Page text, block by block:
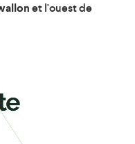
et l'ouest de